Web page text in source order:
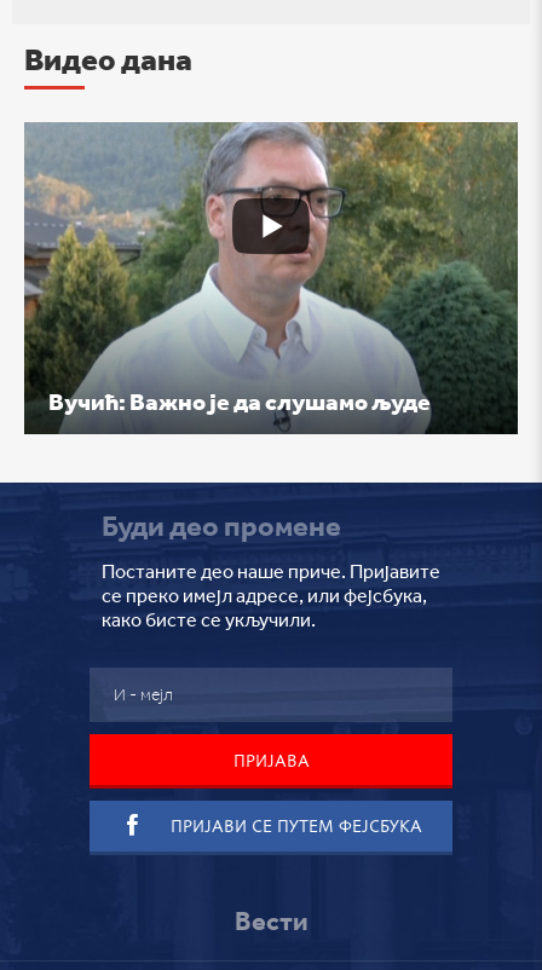
Видео дана
Вучић: Важно је да слушамо људе
Буди део промене
Постаните део наше приче. Пријавите
се преко имејл адресе, или фејсбука,
како бисте се укључили.
ПРИЈАВИ СЕ ПУТЕМ ФЕЈСБУКА
Вести